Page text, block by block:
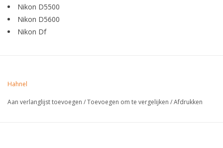
Nikon D5500
Nikon D5600
Nikon Df
Hahnel
Aan verlanglijst toevoegen /Toevoegen om te vergelijken /Afdrukken